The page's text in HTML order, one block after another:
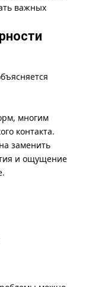
важных
многим
контакта.
заменить
и ощущение